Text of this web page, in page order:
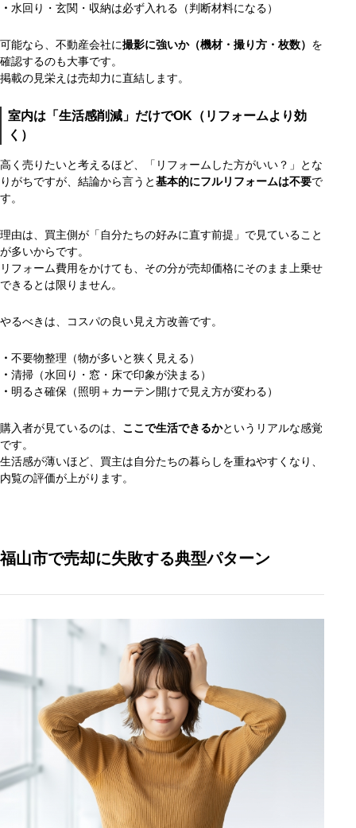
・ 水回り・玄関・収納は必ず入れる（判断材料になる）
可能なら、不動産会社に撮影に強いか（機材・撮り方・枚数） を
確認するのも大事です。
掲載の見栄えは売却力に直結します。
室内は「生活感削減」だけでOK（リフォームより効
く）
高く売りたいと考えるほど、「リフォームした方がいい？」とな
りがちですが、結論から言うと基本的にフルリフォームは不要で
す。
理由は、買主側が「自分たちの好みに直す前提」で見ていること
が多いからです。
リフォーム費用をかけても、その分が売却価格にそのまま上乗せ
できるとは限りません。
やるべきは、コスパの良い見え方改善です。
・ 不要物整理（物が多いと狭く見える）
・ 清掃（水回り・窓・床で印象が決まる）
・ 明るさ確保（照明＋カーテン開けで見え方が変わる）
購入者が見ているのは、 ここで生活できるかというリアルな感覚
です。
生活感が薄いほど、買主は自分たちの暮らしを重ねやすくなり、
内覧の評価が上がります。
福山市で売却に失敗する典型パターン